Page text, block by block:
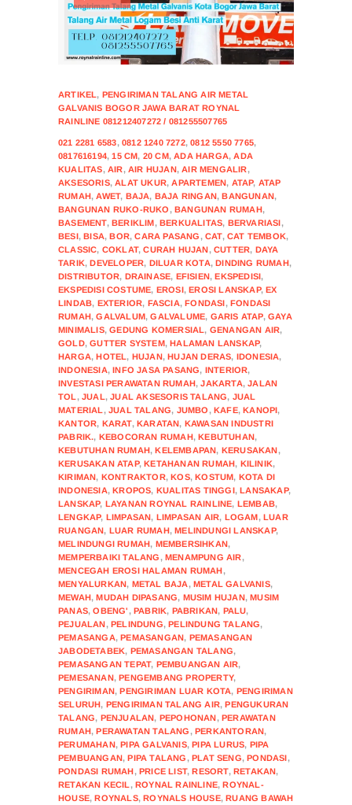
ARTIKEL, PENGIRIMAN TALANG AIR METAL
GALVANIS BOGOR JAWA BARAT ROYNAL
RAINLINE 081212407272 / 081255507765
021 2281 6583,0812 1240 7272,0812 5550 7765,
0817616194,15 CM, 20 CM,ADA HARGA,ADA
KUALITAS,AIR,AIR HUJAN,AIR MENGALIR,
AKSESORIS,ALAT UKUR,APARTEMEN, ATAP, ATAP
RUMAH,AWET, BAJA, BAJA RINGAN,BANGUNAN,
BANGUNAN RUKO-RUKO ,BANGUNAN RUMAH,
BASEMENT,BERIKLIM,BERKUALITAS, BERVARIASI,
BESI,BISA,BOR,CARA PASANG ,CAT,CAT TEMBOK,
CLASSIC, COKLAT,CURAH HUJAN,CUTTER, DAYA
TARIK,DEVELOPER, DILUAR KOTA,DINDING RUMAH,
DISTRIBUTOR, DRAINASE, EFISIEN,EKSPEDISI,
EKSPEDISI COSTUME, EROSI,EROSI LANSKAP,EX
LINDAB, EXTERIOR, FASCIA,FONDASI,FONDASI
RUMAH,GALVALUM,GALVALUME, GARIS ATAP,GAYA
MINIMALIS,GEDUNG KOMERSIAL, GENANGAN AIR,
GOLD,GUTTER SYSTEM,HALAMAN LANSKAP,
HARGA,HOTEL, HUJAN,HUJAN DERAS, IDONESIA,
INDONESIA,INFO JASA PASANG, INTERIOR,
INVESTASI PERAWATAN RUMAH,JAKARTA,JALAN
TOL ,JUAL,JUAL AKSESORIS TALANG, JUAL
MATERIAL ,JUAL TALANG, JUMBO ,KAFE,KANOPI,
KANTOR, KARAT,KARATAN, KAWASAN INDUSTRI
PABRIK., KEBOCORAN RUMAH,KEBUTUHAN,
KEBUTUHAN RUMAH,KELEMBAPAN, KERUSAKAN,
KERUSAKAN ATAP,KETAHANAN RUMAH, KILINIK,
KIRIMAN, KONTRAKTOR,KOS,KOSTUM, KOTA DI
INDONESIA,KROPOS, KUALITAS TINGGI,LANSAKAP,
LANSKAP, LAYANAN ROYNAL RAINLINE, LEMBAB,
LENGKAP, LIMPASAN, LIMPASAN AIR, LOGAM,LUAR
RUANGAN, LUAR RUMAH,MELINDUNGI LANSKAP,
MELINDUNGI RUMAH, MEMBERSIHKAN,
MEMPERBAIKI TALANG ,MENAMPUNG AIR,
MENCEGAH EROSI HALAMAN RUMAH,
MENYALURKAN, METAL BAJA,METAL GALVANIS,
MEWAH,MUDAH DIPASANG, MUSIM HUJAN,MUSIM
PANAS,OBENG' ,PABRIK, PABRIKAN, PALU,
PEJUALAN,PELINDUNG,PELINDUNG TALANG,
PEMASANGA,PEMASANGAN, PEMASANGAN
JABODETABEK, PEMASANGAN TALANG,
PEMASANGAN TEPAT, PEMBUANGAN AIR,
PEMESANAN,PENGEMBANG PROPERTY,
PENGIRIMAN,PENGIRIMAN LUAR KOTA, PENGIRIMAN
SELURUH, PENGIRIMAN TALANG AIR,PENGUKURAN
TALANG, PENJUALAN, PEPOHONAN,PERAWATAN
RUMAH,PERAWATAN TALANG ,PERKANTORAN,
PERUMAHAN,PIPA GALVANIS,PIPA LURUS, PIPA
PEMBUANGAN,PIPA TALANG ,PLAT SENG,PONDASI,
PONDASI RUMAH,PRICE LIST,RESORT,RETAKAN,
RETAKAN KECIL ,ROYNAL RAINLINE,ROYNAL-
HOUSE,ROYNALS,ROYNALS HOUSE,RUANG BAWAH